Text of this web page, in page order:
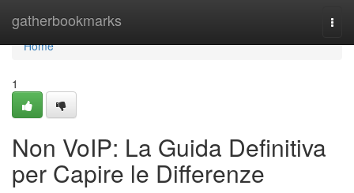
gatherbookmarks
Home
Home
1
Non VoIP: La Guida Definitiva
per Capire le Differenze